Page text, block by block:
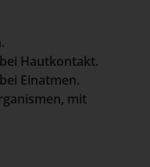
Hautkontakt.
Einatmen.
mit